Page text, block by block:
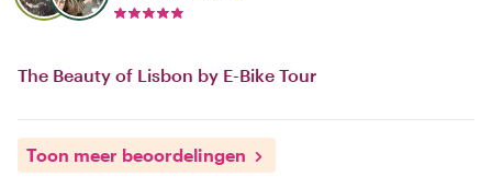
The Beauty of Lisbon by E-Bike Tour
Toon meer beoordelingen